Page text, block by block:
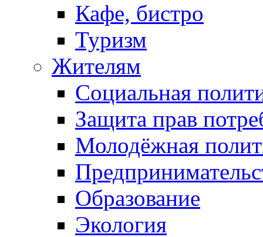
Кафе, бистро
Туризм
Жителям
Социальная
Защита прав
Молодёжная
Образование
Экология